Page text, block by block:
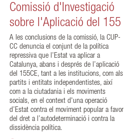
Comissió d'Investigació
sobre l'Aplicació del 155
A les conclusions de la comissió, la CUP-
CC denuncia el conjunt de la política
repressiva que l’Estat va aplicar a
Catalunya, abans i després de l’aplicació
del 155CE, tant a les institucions, com als
partits i entitats independentistes, així
com a la ciutadania i els moviments
socials, en el context d'una operació
d’Estat contra el moviment popular a favor
del dret a l’autodeterminació i contra la
dissidència política.